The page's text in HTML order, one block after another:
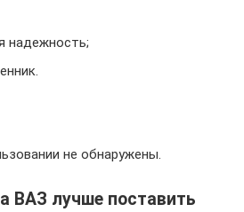
надежность;
не обнаружены.
ВАЗ лучше поставить